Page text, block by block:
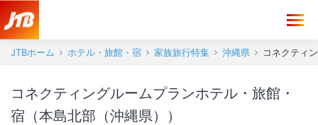
JTBホーム ホテル・旅館・宿 家族旅行特集 沖縄県 コネクティ
コネクティングルームプランホテル・旅館・
宿（本島北部（沖縄県））